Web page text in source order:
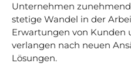
Unternehmen
stetige Wandel in der
Erwartungen von Kunden
verlangen nach neuen
Lösungen.